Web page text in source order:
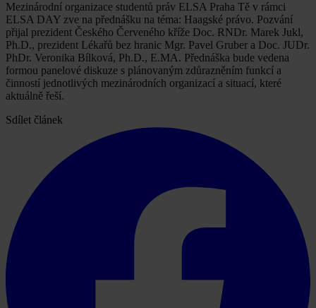
Mezinárodní organizace studentů práv ELSA Praha Tě v rámci
ELSA DAY zve na přednášku na téma: Haagské právo. Pozvání
přijal prezident Českého Červeného kříže Doc. RNDr. Marek Jukl,
Ph.D., prezident Lékařů bez hranic Mgr. Pavel Gruber a Doc. JUDr.
PhDr. Veronika Bílková, Ph.D., E.MA. Přednáška bude vedena
formou panelové diskuze s plánovaným zdůrazněním funkcí a
činností jednotlivých mezinárodních organizací a situací, které
aktuálně řeší.
Sdílet článek